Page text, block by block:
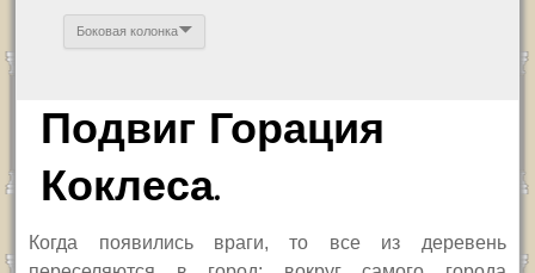
Боковая колонка
Подвиг Горация
Коклеса.
Когда появились враги, то все из деревень